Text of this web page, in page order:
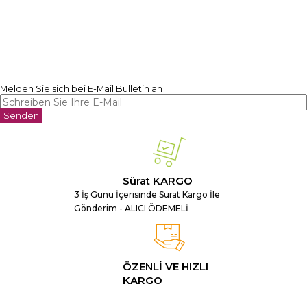
Melden Sie sich bei E-Mail Bulletin an
Senden
Sürat KARGO
3 İş Günü İçerisinde Sürat Kargo İle
Gönderim - ALICI ÖDEMELİ
ÖZENLİ VE HIZLI
KARGO